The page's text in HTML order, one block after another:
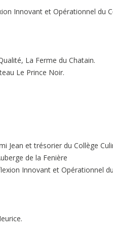
Innovant et Opérationnel du
La Ferme du Chatain.
Le Prince Noir.
Jean et trésorier du Collège
de la Fenière
Innovant et Opérationnel